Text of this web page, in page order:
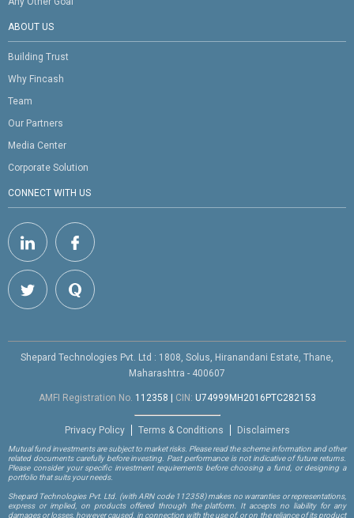
ABOUT US
Building Trust
Why Fincash
Team
Our Partners
Media Center
Corporate Solution
CONNECT WITH US
Shepard Technologies Pvt. Ltd : 1808, Solus, Hiranandani Estate, Thane,
Maharashtra - 400607
AMFI Registration No. 112358 | CIN: U74999MH2016PTC282153
Privacy Policy Terms & Conditions Disclaimers
Mutual fund investments are subject to market risks. Please read the scheme information and other
related documents carefully before investing. Past performance is not indicative of future returns.
Please consider your specific investment requirements before choosing a fund, or designing a
portfolio that suits your needs.
Shepard Technologies Pvt. Ltd. (with ARN code 112358)makes no warranties or representations,
express or implied, on products offered through the platform. It accepts no liability for any
damages or losses, however caused, in connection with the use of, or on the reliance of its product